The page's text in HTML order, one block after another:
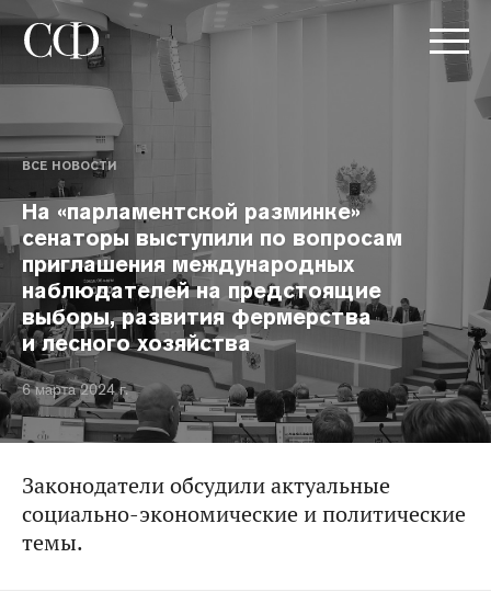
ВСЕ НОВОСТИ
На «парламентской разминке»
сенаторы выступили по вопросам
приглашения международных
наблюдателей на предстоящие
выборы, развития фермерства
и лесного хозяйства
6 марта 2024 г.
Законодатели обсудили актуальные
социально-экономические и политические
темы.